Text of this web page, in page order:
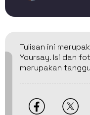
Tulisan ini
Yoursay. Isi dan
merupakan